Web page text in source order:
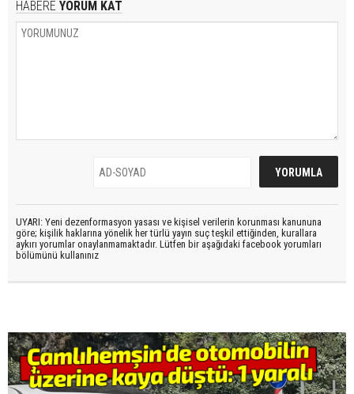
HABERE YORUM KAT
UYARI: Yeni dezenformasyon yasası ve kişisel verilerin korunması kanununa
göre; kişilik haklarına yönelik her türlü yayın suç teşkil ettiğinden, kurallara
aykırı yorumlar onaylanmamaktadır. Lütfen bir aşağıdaki facebook yorumları
bölümünü kullanınız